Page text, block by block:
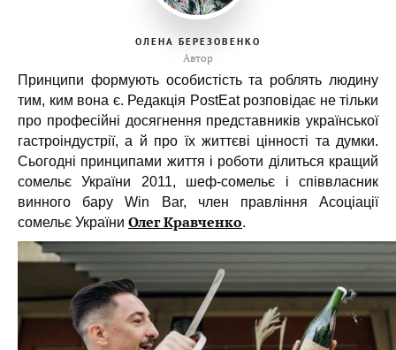
ОЛЕНА БЕРЕЗОВЕНКО
Автор
Принципи формують особистість та роблять людину
тим, ким вона є. Редакція PostEat розповідає не тільки
про професійні досягнення представників української
гастроіндустрії, а й про їх життєві цінності та думки.
Сьогодні принципами життя і роботи ділиться кращий
сомельє України 2011, шеф-сомельє і співвласник
винного бару Win Bar, член правління Асоціації
сомельє України Олег Кравченко.